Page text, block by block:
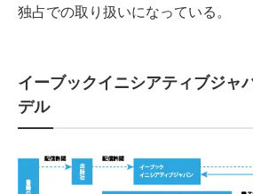
独占での取り扱いになっている。
イーブックイニシアティブジャ
デル